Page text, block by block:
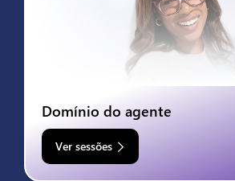
Domínio do agente
Ver sessões